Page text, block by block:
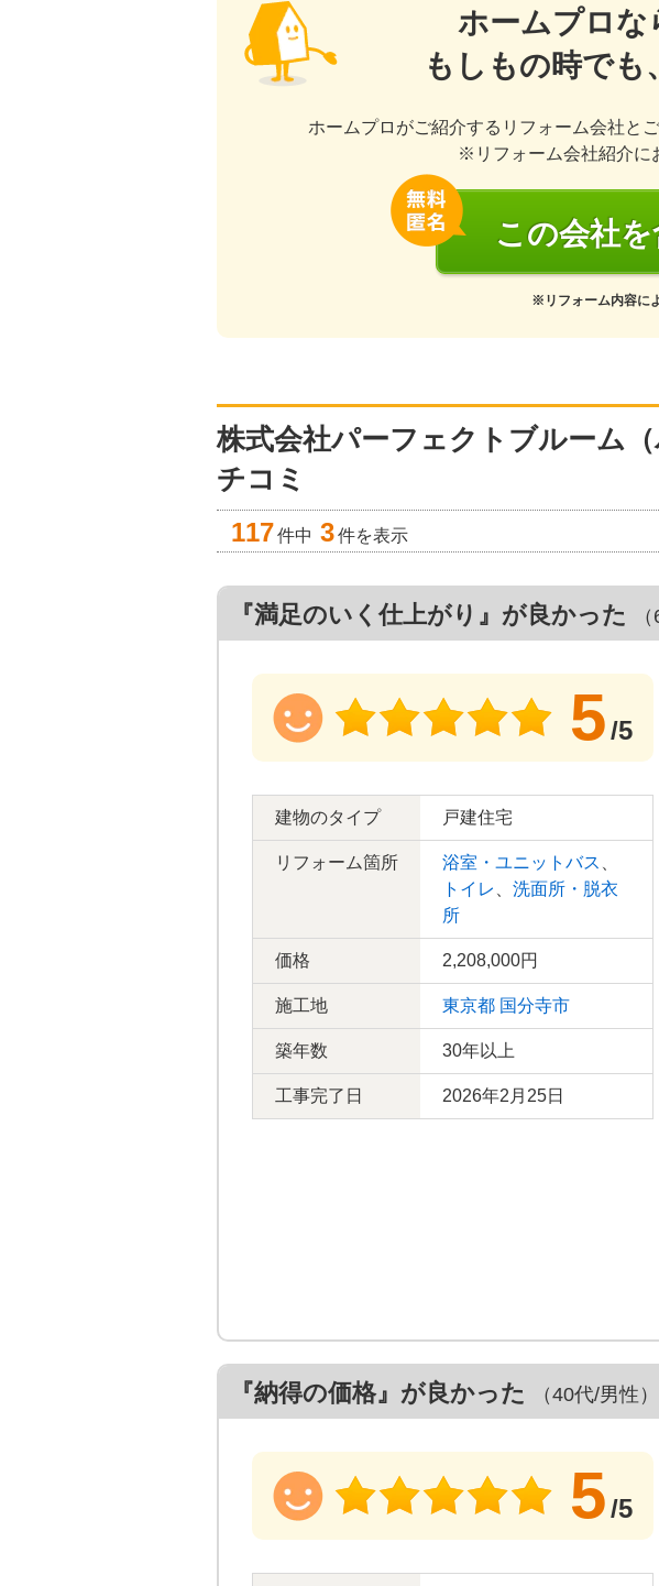
ホームプロな
もしもの時でも
ホームプロがご紹介するリフォーム会社と
※リフォーム会社紹介に
この会社
※リフォーム内容に
株式会社パーフェクトブルーム
チコミ
117件中 3件を表示
『満足のいく仕上がり』が良かった
5/5
建物のタイプ 戸建住宅
リフォーム箇所 浴室・ユニットバス
トイレ
洗面所・脱衣
所
価格 2,208,000円
施工地 東京都 国分寺市
築年数 30年以上
工事完了日 2026年2月25日
『納得の価格』が良かった （40代/男性）
5/5